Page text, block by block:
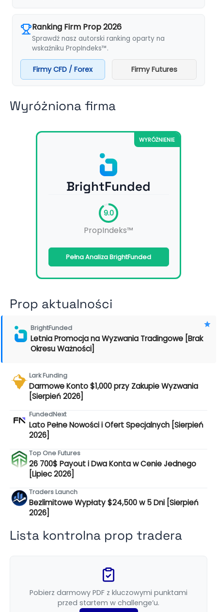
Ranking Firm Prop 2026
Sprawdź nasz autorski ranking oparty na
wskaźniku PropIndeks™.
Firmy CFD / Forex Firmy Futures
Wyróżniona firma
WYRÓŻNIENIE
BrightFunded
9.0
PropIndeks™
Pełna Analiza BrightFunded
Prop aktualności
BrightFunded
Letnia Promocja na Wyzwania Tradingowe [Brak
Okresu Ważności]
Lark Funding
Darmowe Konto $1,000 przy Zakupie Wyzwania
[Sierpień 2026]
FundedNext
Lato Pełne Nowości i Ofert Specjalnych [Sierpień
2026]
Top One Futures
26 700$ Payout i Dwa Konta w Cenie Jednego
[Lipiec 2026]
Traders Launch
Bezlimitowe Wypłaty $24,500 w 5 Dni [Sierpień
2026]
Lista kontrolna prop tradera
Pobierz darmowy PDF z kluczowymi punktami
przed startem w challenge’u.